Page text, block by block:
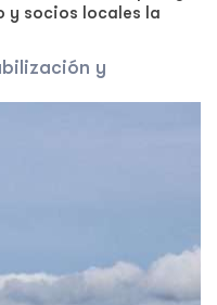
y socios locales la
y